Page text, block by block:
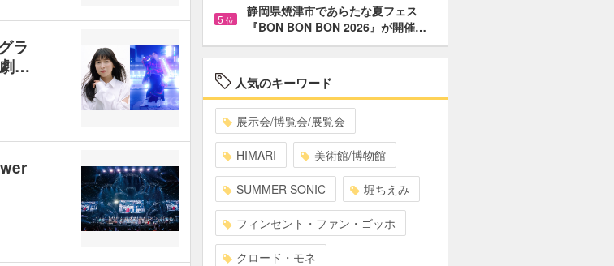
ラ
劇…
5 位
静岡県焼津市であらたな夏フェス
『BON BON BON 2026』が開催…
人気のキーワード
展示会/博覧会/展覧会
HIMARI 美術館/博物館
SUMMER SONIC 堀ちえみ
フィンセント・ファン・ゴッホ
クロード・モネ